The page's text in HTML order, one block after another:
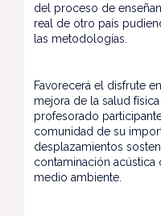
del proceso de
real de otro país
las metodologías.
Favorecerá el disfrute
mejora de la salud
profesorado
comunidad de su
desplazamientos
contaminación
medio ambiente.